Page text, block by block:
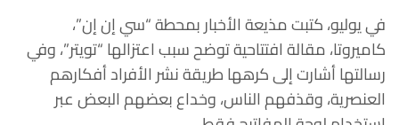
في يوليو، كتبت مذيعة الأخبار بمحطة “سي إن إن”،
كاميروتا، مقالة افتتاحية توضح سبب اعتزالها “تويتر”، وفي
رسالتها أشارت إلى كرهها طريقة نشر الأفراد أفكارهم
العنصرية، وقذفهم الناس، وخداع بعضهم البعض عبر